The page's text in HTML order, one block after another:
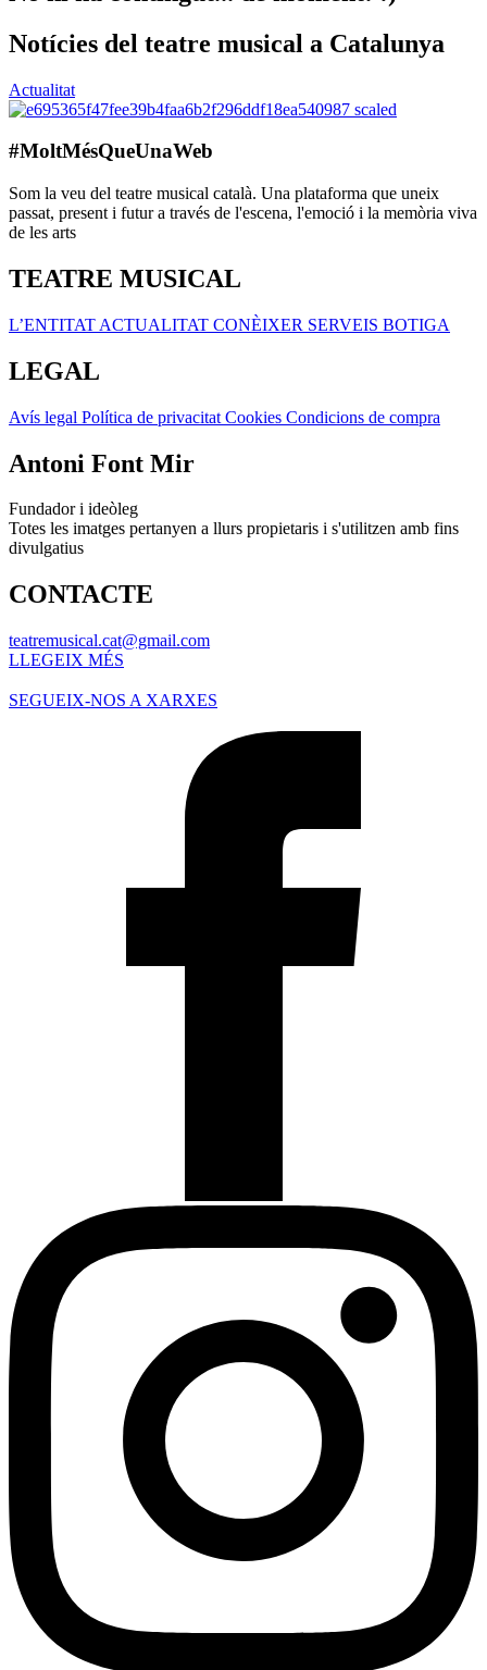
Notícies del teatre musical a Catalunya
Actualitat
#MoltMésQueUnaWeb
Som la veu del teatre musical català. Una plataforma que uneix
passat, present i futur a través de l'escena, l'emoció i la memòria viva
de les arts
TEATRE MUSICAL
L’ENTITAT ACTUALITAT CONÈIXER SERVEIS BOTIGA
LEGAL
Avís legal Política de privacitat Cookies Condicions de compra
Antoni Font Mir
Fundador i ideòleg
Totes les imatges pertanyen a llurs propietaris i s'utilitzen amb fins
divulgatius
CONTACTE
teatremusical.cat@gmail.com
LLEGEIX MÉS
SEGUEIX-NOS A XARXES